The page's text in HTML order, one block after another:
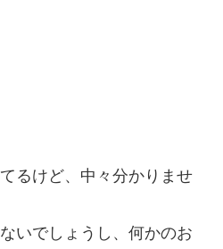
るけど、中々分かりませ
いでしょうし、何かのお